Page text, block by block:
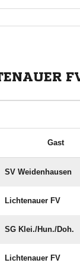
Gast
SV Weidenhausen
Lichtenauer FV
SG Klei./​Hun./​Doh.
Lichtenauer FV